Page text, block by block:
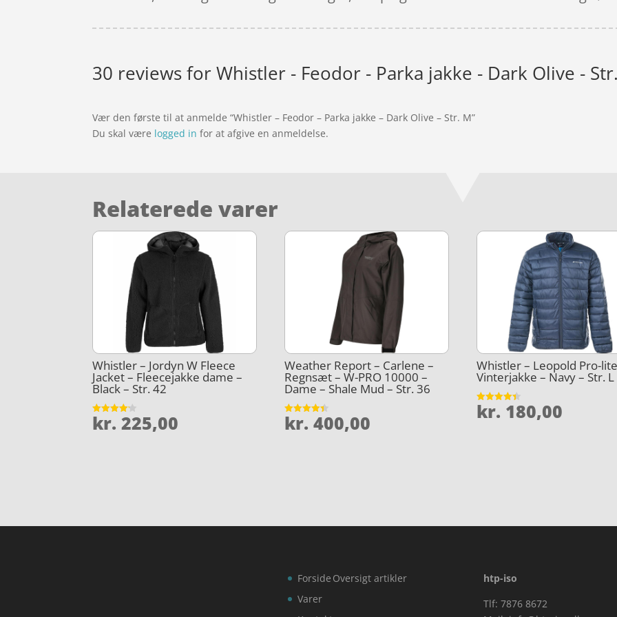
30 reviews forWhistler - Feodor - Parka jakke - Dark Olive -
Vær den første til at anmelde “Whistler – Feodor – Parka jakke – Dark Olive – Str. M”
Du skal være logged in for at afgive en anmeldelse.
Relaterede varer
Whistler – Jordyn W Fleece
Jacket – Fleecejakke dame –
Black – Str. 42
Vurderet
4.1
kr. 225,00
Weather Report – Carlene –
Regnsæt – W-PRO 10000 –
Dame – Shale Mud – Str. 36
Vurderet
4.4
kr. 400,00
Whistler – Leopold Pro-
Vinterjakke – Navy – Str. L
Vurderet
4.4
kr. 180,00
Forside
Varer
Oversigt artikler
htp-iso
Tlf: 7876 8672